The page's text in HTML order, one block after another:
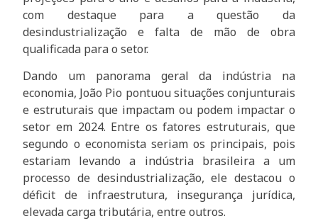
com destaque para a questão da
desindustrialização e falta de mão de obra
qualificada para o setor.
Dando um panorama geral da indústria na
economia, João Pio pontuou situações conjunturais
e estruturais que impactam ou podem impactar o
setor em 2024. Entre os fatores estruturais, que
segundo o economista seriam os principais, pois
estariam levando a indústria brasileira a um
processo de desindustrialização, ele destacou o
déficit de infraestrutura, insegurança jurídica,
elevada carga tributária, entre outros.